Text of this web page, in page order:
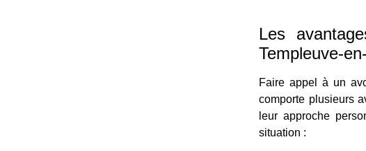
Les
Templeuve-
Faire appel à un
comporte plusieurs
leur approche
situation :